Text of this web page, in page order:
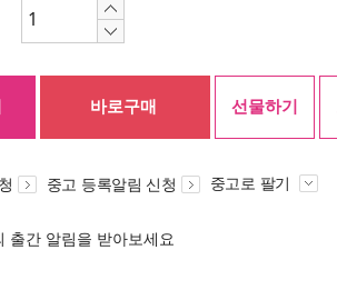
바로구매 선물하기
중고 등록알림 신청 중고로 팔기
출간 알림을 받아보세요